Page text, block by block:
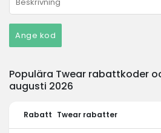
Ange kod
Populära Twear rabattkoder
augusti 2026
Rabatt Twear rabatter